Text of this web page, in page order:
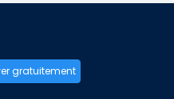
gratuitement